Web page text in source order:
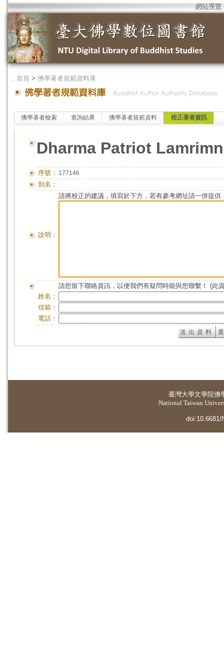
網站導覽
． 首頁 > 佛學著者規範資料庫
佛學著者檢索 查詢結果 佛學著者規範資料 校正著者資訊
Dharma Patriot
序號： 177146
別名：
說明：
請將校正的建議，填寫於下方，若有參考網址請一併提供
請您留下聯絡資訊，以便我們有疑問時能與您聯繫！ (此
姓名：
信箱：
電話：
臺灣大學文學院佛
National Taiwan
doi:10.6681/